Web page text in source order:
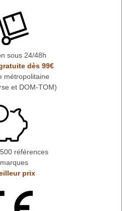
sous 24/48h
dès 99€
métropolitaine
et DOM-TOM)
références
prix